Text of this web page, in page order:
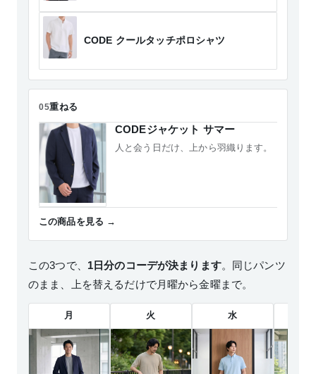
CODE クールタッチポロシャツ
05重ねる
CODEジャケット サマー
人と会う日だけ、上から羽織ります。
この商品を見る
この3つで、 1日分のコーデが決まります。同じパンツ
のまま、上を替えるだけで月曜から金曜まで。
月 火 水